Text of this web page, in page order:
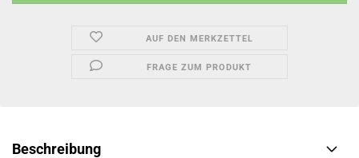
AUF DEN MERKZETTEL
FRAGE ZUM PRODUKT
Beschreibung